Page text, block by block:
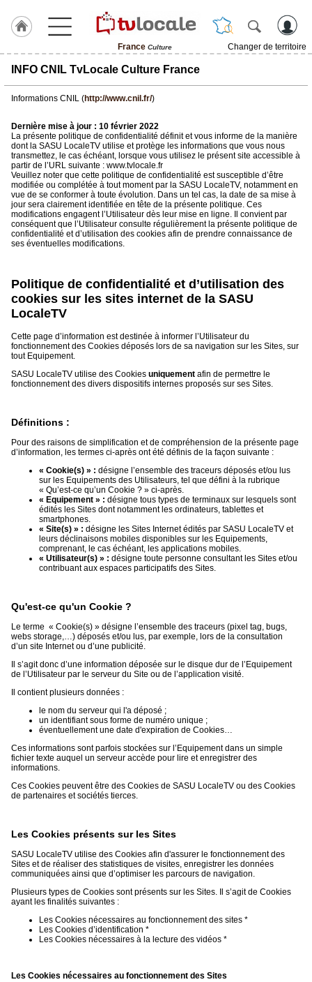
France Culture
Changer de territoire
J'adhère
Hulcoq
TvLocale
France
Accueil
RUBRIQUES
Agenda
Gazette
Médias
Blogs
Prémium
Inscription
éditeur
INFO CNIL TvLocale Culture France
Informations CNIL (http://www.cnil.fr/)
Dernière mise à jour : 10 février 2022
La présente politique de confidentialité définit et vous informe de la manière
dont la SASU LocaleTV utilise et protège les informations que vous nous
transmettez, le cas échéant, lorsque vous utilisez le présent site accessible à
partir de l’URL suivante : www.tvlocale.fr
Veuillez noter que cette politique de confidentialité est susceptible d’être
modifiée ou complétée à tout moment par la SASU LocaleTV, notamment en
vue de se conformer à toute évolution. Dans un tel cas, la date de sa mise à
jour sera clairement identifiée en tête de la présente politique. Ces
modifications engagent l’Utilisateur dès leur mise en ligne. Il convient par
conséquent que l’Utilisateur consulte régulièrement la présente politique de
confidentialité et d’utilisation des cookies afin de prendre connaissance de
ses éventuelles modifications.
Politique de confidentialité et d’utilisation des
cookies sur les sites internet de la SASU
LocaleTV
Cette page d’information est destinée à informer l’Utilisateur du
fonctionnement des Cookies déposés lors de sa navigation sur les Sites, sur
tout Equipement.
SASU LocaleTV utilise des Cookies uniquement afin de permettre le
fonctionnement des divers dispositifs internes proposés sur ses Sites.
Définitions :
Pour des raisons de simplification et de compréhension de la présente page
d’information, les termes ci-après ont été définis de la façon suivante :
« Cookie(s) » : désigne l’ensemble des traceurs déposés et/ou lus
sur les Equipements des Utilisateurs, tel que défini à la rubrique
« Qu’est-ce qu’un Cookie ? » ci-après.
« Equipement » : désigne tous types de terminaux sur lesquels sont
édités les Sites dont notamment les ordinateurs, tablettes et
smartphones.
« Site(s) » : désigne les Sites Internet édités par SASU LocaleTV et
leurs déclinaisons mobiles disponibles sur les Equipements,
comprenant, le cas échéant, les applications mobiles.
« Utilisateur(s) » : désigne toute personne consultant les Sites et/ou
contribuant aux espaces participatifs des Sites.
Qu'est-ce qu'un Cookie ?
Le terme « Cookie(s) » désigne l’ensemble des traceurs (pixel tag, bugs,
webs storage,…) déposés et/ou lus, par exemple, lors de la consultation
d’un site Internet ou d’une publicité.
Il s’agit donc d’une information déposée sur le disque dur de l’Equipement
de l’Utilisateur par le serveur du Site ou de l’application visité.
Il contient plusieurs données :
le nom du serveur qui l'a déposé ;
un identifiant sous forme de numéro unique ;
éventuellement une date d'expiration de Cookies…
Ces informations sont parfois stockées sur l’Equipement dans un simple
fichier texte auquel un serveur accède pour lire et enregistrer des
informations.
Ces Cookies peuvent être des Cookies de SASU LocaleTV ou des Cookies
de partenaires et sociétés tierces.
Les Cookies présents sur les Sites
SASU LocaleTV utilise des Cookies afin d'assurer le fonctionnement des
Sites et de réaliser des statistiques de visites, enregistrer les données
communiquées ainsi que d’optimiser les parcours de navigation.
Plusieurs types de Cookies sont présents sur les Sites. Il s’agit de Cookies
ayant les finalités suivantes :
Les Cookies nécessaires au fonctionnement des sites *
Les Cookies d’identification *
Les Cookies nécessaires à la lecture des vidéos *
Les Cookies nécessaires au fonctionnement des Sites